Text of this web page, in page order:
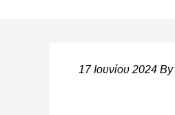
17 Ιουνίου 2024 By